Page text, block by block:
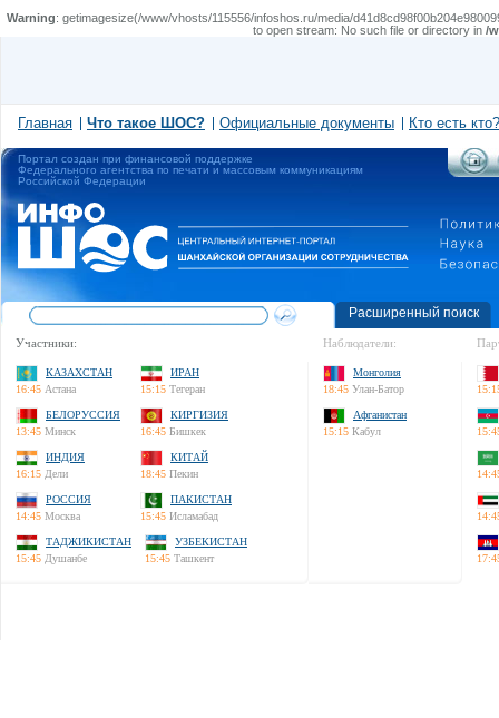
Warning: getimagesize(/www/vhosts/115556/infoshos.ru/media/
to open stream: No such file or directory in /
Главная Что такое ШОС? Официальные документы Кто есть кто?
Портал создан при финансовой поддержке
Федерального агентства по печати и массовым коммуникациям
Российской Федерации
Расширенный поиск
Участники:
КАЗАХСТАН
16:45 Астана
ИРАН
15:15 Тегеран
БЕЛОРУССИЯ
13:45 Минск
КИРГИЗИЯ
16:45 Бишкек
ИНДИЯ
16:15 Дели
КИТАЙ
18:45 Пекин
РОССИЯ
14:45 Москва
ПАКИСТАН
15:45 Исламабад
ТАДЖИКИСТАН
15:45 Душанбе
УЗБЕКИСТАН
15:45 Ташкент
Наблюдатели:
Монголия
18:45 Улан-Батор
Афганистан
15:15 Кабул